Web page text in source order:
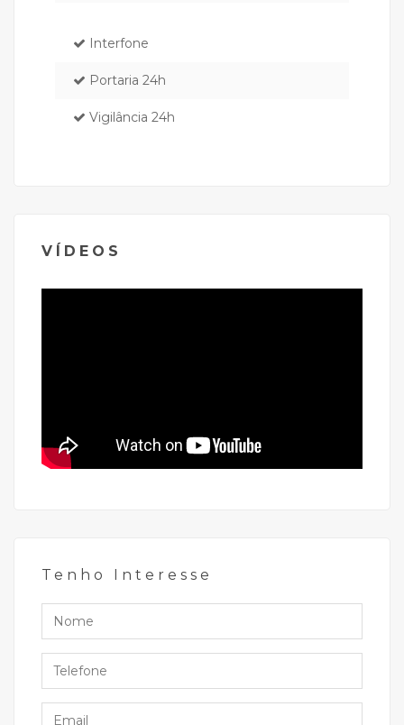
Interfone
Portaria 24h
Vigilância 24h
VÍDEOS
Tenho Interesse
Nome
Telefone
Email